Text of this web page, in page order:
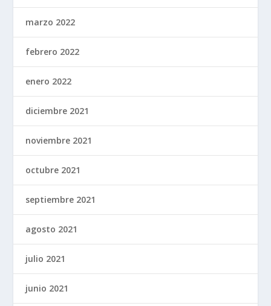
marzo 2022
febrero 2022
enero 2022
diciembre 2021
noviembre 2021
octubre 2021
septiembre 2021
agosto 2021
julio 2021
junio 2021